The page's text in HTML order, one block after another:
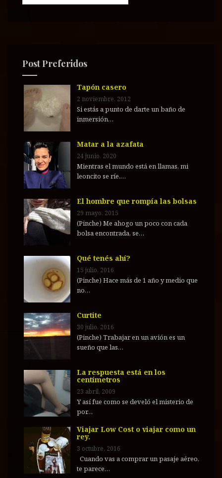
s
Post Preferidos
Tapón casero
2 noviembre, 2012
Si estás a punto de darte un baño de
inmersión…
Matar a la azafata
24 junio, 2020
Mientras el mundo está en llamas, mi
leoncito se ríe.…
El hombre que rompía las bolsas
29 mayo, 2015
(Pinche) Me ahogo un poco con cada
bolsa encontrada, se…
Qué tenés ahí?
15 julio, 2016
(Pinche) Hace más de 1 año y medio que
no…
Curtite
30 julio, 2016
(Pinche) Trabajar en un avión es un
sueño que las…
La respuesta está en los
centímetros
23 abril, 2009
Y así fue como se develó el misterio de
por…
Viajar Low Cost o viajar como un
rey.
3 octubre, 2016
Cuando vas a comprar un pasaje aéreo,
te parece…